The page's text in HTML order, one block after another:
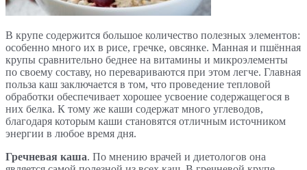
В крупе содержится большое количество полезных элементов:
особенно много их в рисе, гречке, овсянке. Манная и пшённая
крупы сравнительно беднее на витамины и микроэлементы
по своему составу, но перевариваются при этом легче. Главная
польза каш заключается в том, что проведение тепловой
обработки обеспечивает хорошее усвоение содержащегося в
них белка. К тому же каши содержат много углеводов,
благодаря которым каши становятся отличным источником
энергии в любое время дня.
Гречневая каша. По мнению врачей и диетологов она